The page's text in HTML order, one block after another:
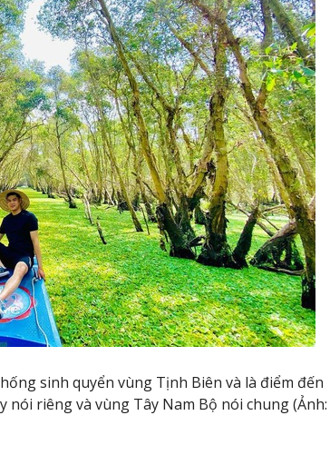
sinh quyển vùng Tịnh Biên và là điểm đến
riêng và vùng Tây Nam Bộ nói chung (Ảnh: